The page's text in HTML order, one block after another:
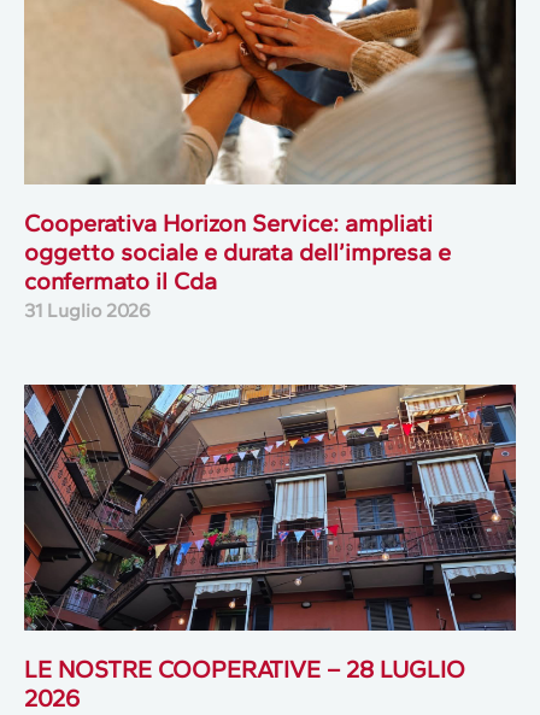
Cooperativa Horizon Service: ampliati
oggetto sociale e durata dell’impresa e
confermato il Cda
31 Luglio 2026
LE NOSTRE COOPERATIVE – 28 LUGLIO
2026